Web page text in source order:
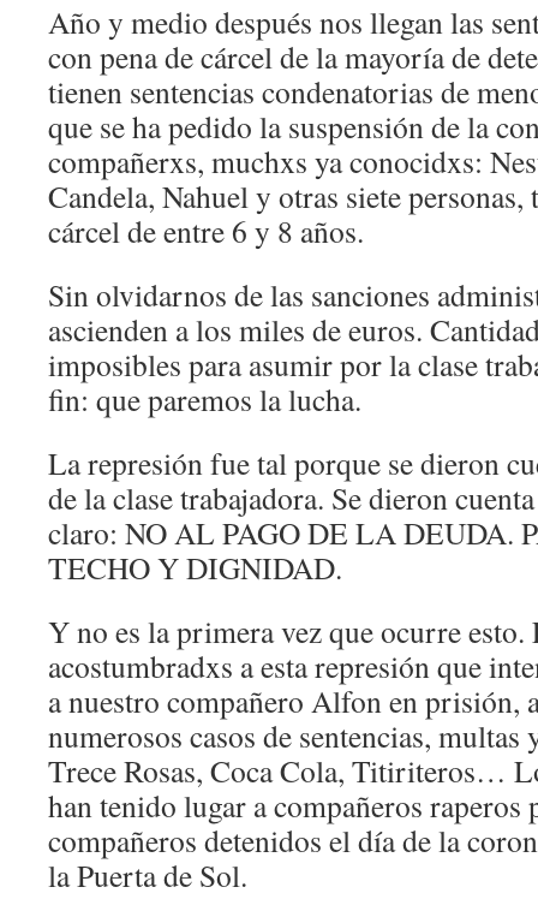
Año y medio después nos llegan las
con pena de cárcel de la mayoría de
tienen sentencias condenatorias de
que se ha pedido la suspensión de la
compañerxs, muchxs ya conocidxs:
Candela, Nahuel y otras siete
cárcel de entre 6 y 8 años.
Sin olvidarnos de las sanciones
ascienden a los miles de euros.
imposibles para asumir por la clase
fin: que paremos la lucha.
La represión fue tal porque se dieron
de la clase trabajadora. Se dieron
claro: NO AL PAGO DE LA DEUDA.
TECHO Y DIGNIDAD.
Y no es la primera vez que ocurre esto.
acostumbradxs a esta represión que
a nuestro compañero Alfon en prisión,
numerosos casos de sentencias,
Trece Rosas, Coca Cola, Titiriteros…
han tenido lugar a compañeros raperos
compañeros detenidos el día de la
la Puerta de Sol.